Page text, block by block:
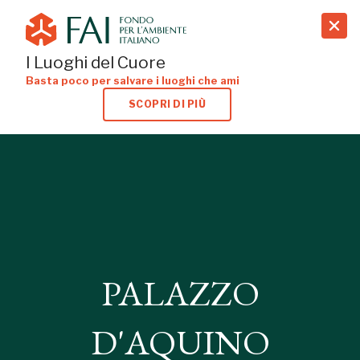
search
I Luoghi del Cuore
Basta poco per salvare i luoghi che ami
SCOPRI DI PIÙ
PALAZZO
D'AQUINO
TROPEA, VIBO VALENTIA